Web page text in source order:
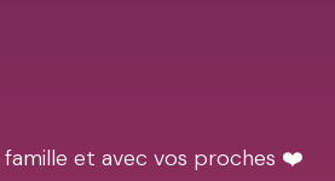
famille et avec vos proches ❤️